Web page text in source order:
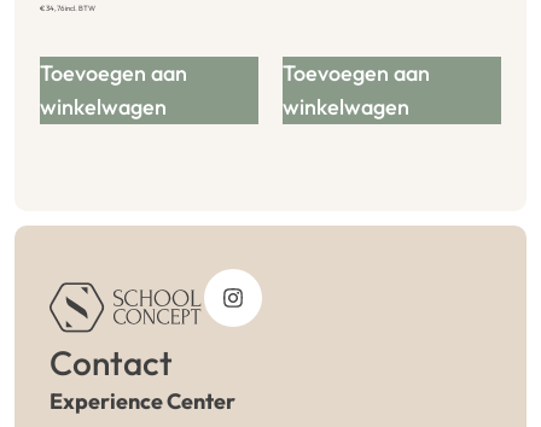
€34,76incl. BTW
Toevoegen aan
winkelwagen
Toevoegen aan
winkelwagen
Contact
Experience Center